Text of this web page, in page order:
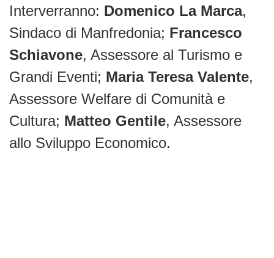
Interverranno: Domenico La Marca,
Sindaco di Manfredonia; Francesco
Schiavone, Assessore al Turismo e
Grandi Eventi; Maria Teresa Valente,
Assessore Welfare di Comunità e
Cultura; Matteo Gentile, Assessore
allo Sviluppo Economico.